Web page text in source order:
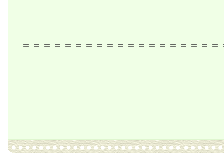
＝＝＝＝＝＝＝＝＝＝＝＝＝＝＝＝＝＝